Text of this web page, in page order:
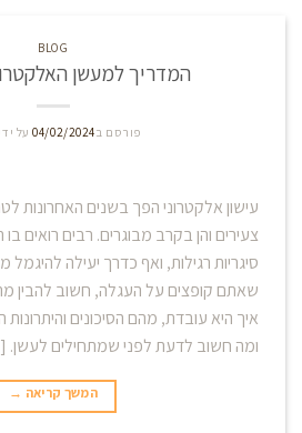
BLOG
המדריך למעשן
פורסם ב04/02/2024על ידי
עישון אלקטרוני הפך בשנים האחרונות
צעירים והן בקרב מבוגרים. רבים רואים בו
סיגריות רגילות, ואף כדרך יעילה להיגמל
שאתם קופצים על העגלה, חשוב להבין
איך היא עובדת, מהם הסיכונים
ומה חשוב לדעת לפני שמתחילים
המשך קריאה →